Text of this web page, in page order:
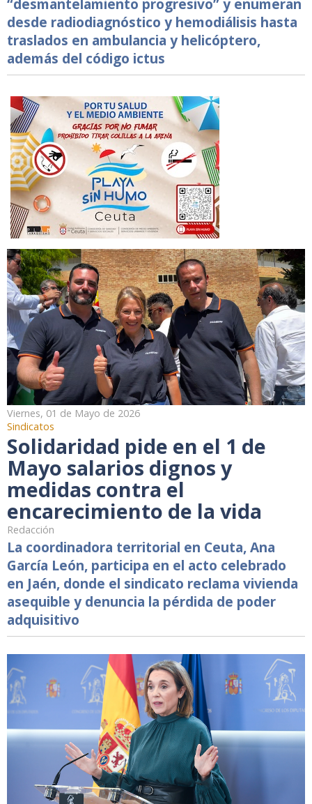
“desmantelamiento progresivo” y enumeran
desde radiodiagnóstico y hemodiálisis hasta
traslados en ambulancia y helicóptero,
además del código ictus
Viernes, 01 de Mayo de 2026
Sindicatos
Solidaridad pide en el 1 de
Mayo salarios dignos y
medidas contra el
encarecimiento de la vida
Redacción
La coordinadora territorial en Ceuta, Ana
García León, participa en el acto celebrado
en Jaén, donde el sindicato reclama vivienda
asequible y denuncia la pérdida de poder
adquisitivo